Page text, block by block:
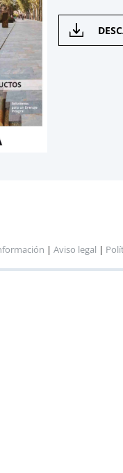
| Aviso legal |